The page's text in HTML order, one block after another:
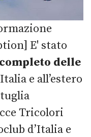
E' stato
delle
e all’estero
Tricolori
d’Italia e